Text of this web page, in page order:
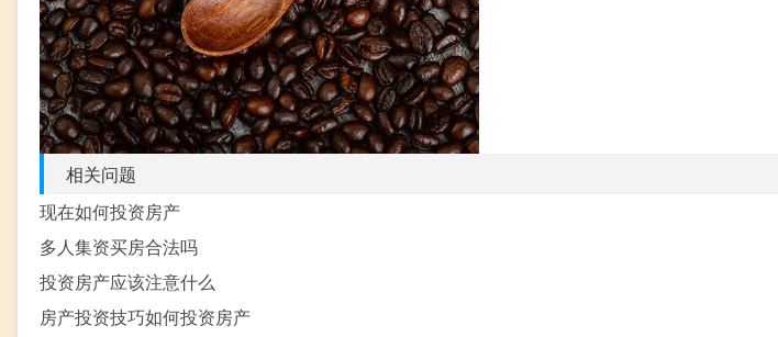
相关问题
现在如何投资房产
多人集资买房合法吗
投资房产应该注意什么
房产投资技巧如何投资房产